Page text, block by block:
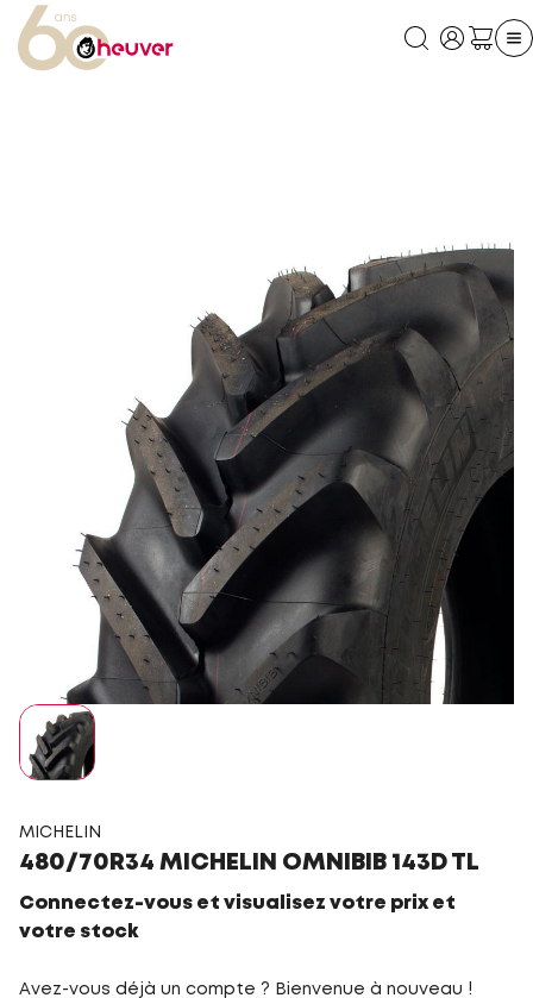
MICHELIN
480/70R34 MICHELIN OMNIBIB 143D TL
Connectez-vous et visualisez votre prix et
votre stock
Avez-vous déjà un compte ? Bienvenue à nouveau !